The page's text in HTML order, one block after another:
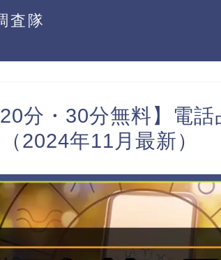
査隊
20分・30分無料】電
2024年11月最新）